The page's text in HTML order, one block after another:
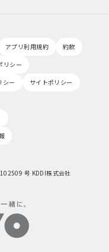
アプリ利用規約
約款
リシー
シー
サイトポリシー
号 KDDI株式会社